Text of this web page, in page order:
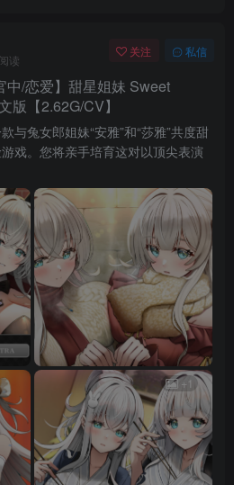
读
关注 私信
中/恋爱】甜星姐妹 Sweet
版【2.62G/CV】
与兔女郎姐妹“安雅”和“莎雅”共度甜
戏。您将亲手培育这对以顶尖表演
+1